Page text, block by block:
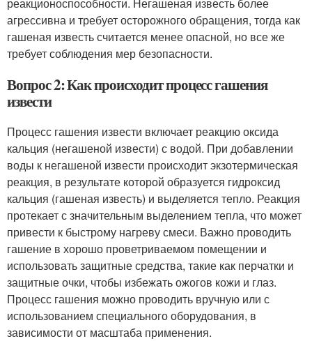
агрессивна и требует осторожного обращения, тогда как
гашеная известь считается менее опасной, но все же
требует соблюдения мер безопасности.
Вопрос 2: Как происходит процесс гашения
извести
Процесс гашения извести включает реакцию оксида
кальция (негашеной извести) с водой. При добавлении
воды к негашеной извести происходит экзотермическая
реакция, в результате которой образуется гидроксид
кальция (гашеная известь) и выделяется тепло. Реакция
протекает с значительным выделением тепла, что может
привести к быстрому нагреву смеси. Важно проводить
гашение в хорошо проветриваемом помещении и
использовать защитные средства, такие как перчатки и
защитные очки, чтобы избежать ожогов кожи и глаз.
Процесс гашения можно проводить вручную или с
использованием специального оборудования, в
зависимости от масштаба применения.